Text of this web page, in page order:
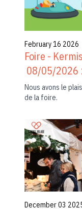
February 16 2026
Foire -
08/05/2026
Nous avons le
de la foire.
December 03